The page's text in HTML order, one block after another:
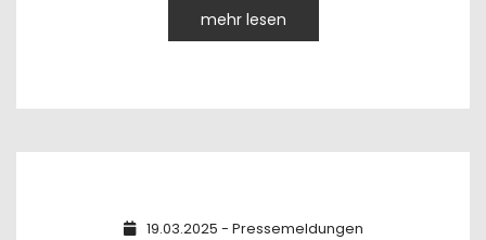
mehr lesen
19.03.2025 - Pressemeldungen